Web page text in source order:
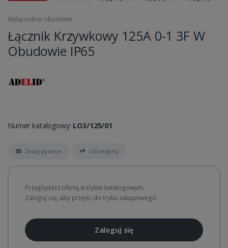
Wyłączniki w obudowie
Łącznik Krzywkowy 125A 0-1 3F W
Obudowie IP65
Numer katalogowy: LO3/125/01
Zadaj pytanie Udostępnij
Przeglądasz ofertę w trybie katalogowym.
Zaloguj się, aby przejść do trybu zakupowego.
Zaloguj się